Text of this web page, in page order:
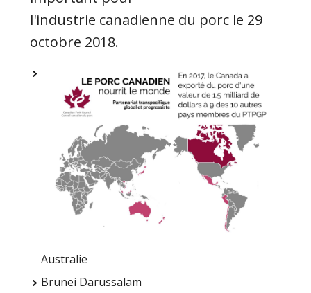
l'industrie canadienne du porc le 29
octobre 2018.
Australie
Brunei Darussalam